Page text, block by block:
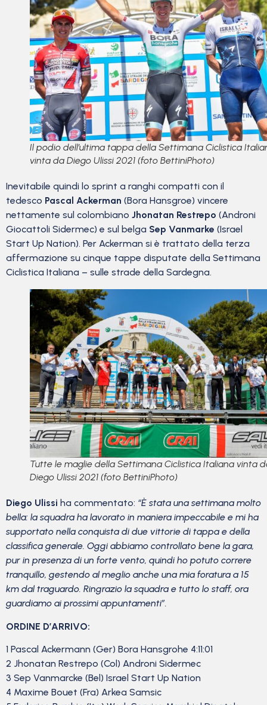
Il podio dell’ultima tappa della Settimana Ciclistica
vinta da Diego Ulissi 2021 (foto BettiniPhoto)
Inevitabile quindi lo sprint a ranghi compatti con il
tedesco Pascal Ackerman (Bora Hansgroe) vincere
nettamente sul colombiano Jhonatan Restrepo (Androni
Giocattoli Sidermec) e sul belga Sep Vanmarke (Israel
Start Up Nation). Per Ackerman si è trattato della terza
affermazione su cinque tappe disputate della Settimana
Ciclistica Italiana – sulle strade della Sardegna.
Tutte le maglie della Settimana Ciclistica Italiana vinta
Diego Ulissi 2021 (foto BettiniPhoto)
Diego Ulissi ha commentato: “È stata una settimana molto
bella: la squadra ha lavorato in maniera impeccabile e mi ha
supportato nella conquista di due vittorie di tappa e della
classifica generale. Oggi abbiamo controllato bene la gara,
pur in presenza di un forte vento, quindi ho potuto correre
tranquillo, gestendo al meglio anche una mia foratura a 15
km dal traguardo. Ringrazio la squadra e tutto lo staff, ora
guardiamo ai prossimi appuntamenti”.
ORDINE D’ARRIVO:
1 Pascal Ackermann (Ger) Bora Hansgrohe 4:11:01
2 Jhonatan Restrepo (Col) Androni Sidermec
3 Sep Vanmarcke (Bel) Israel Start Up Nation
4 Maxime Bouet (Fra) Arkea Samsic